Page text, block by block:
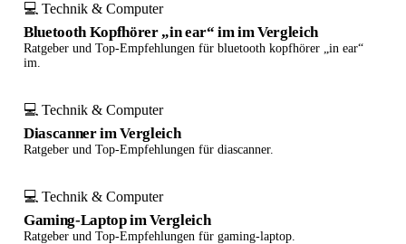
💻 Technik & Computer
Bluetooth Kopfhörer „in ear“ im im Vergleich
Ratgeber und Top-Empfehlungen für bluetooth kopfhörer „in ear“
im.
💻 Technik & Computer
Diascanner im Vergleich
Ratgeber und Top-Empfehlungen für diascanner.
💻 Technik & Computer
Gaming-Laptop im Vergleich
Ratgeber und Top-Empfehlungen für gaming-laptop.